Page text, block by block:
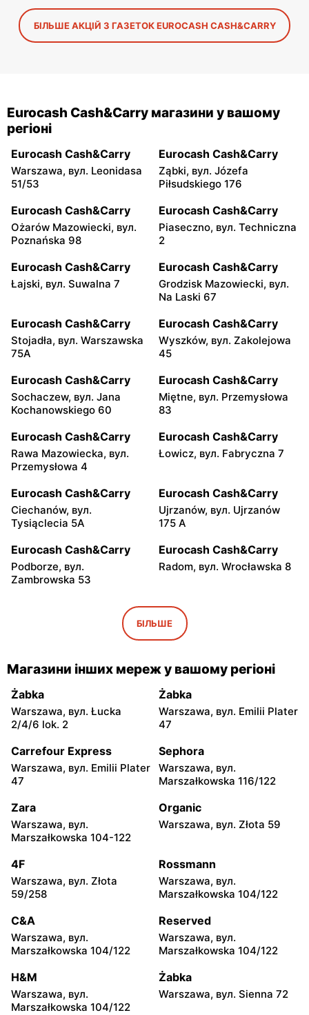
БІЛЬШЕ АКЦІЙ З ГАЗЕТОК EUROCASH CASH&CARRY
Eurocash Cash&Carry магазини у вашому
регіоні
Eurocash Cash&Carry
Warszawa, вул. Leonidasa
51/53
Eurocash Cash&Carry
Ząbki, вул. Józefa
Piłsudskiego 176
Eurocash Cash&Carry
Ożarów Mazowiecki, вул.
Poznańska 98
Eurocash Cash&Carry
Piaseczno, вул. Techniczna
2
Eurocash Cash&Carry
Łajski, вул. Suwalna 7
Eurocash Cash&Carry
Grodzisk Mazowiecki, вул.
Na Laski 67
Eurocash Cash&Carry
Stojadła, вул. Warszawska
75A
Eurocash Cash&Carry
Wyszków, вул. Zakolejowa
45
Eurocash Cash&Carry
Sochaczew, вул. Jana
Kochanowskiego 60
Eurocash Cash&Carry
Miętne, вул. Przemysłowa
83
Eurocash Cash&Carry
Rawa Mazowiecka, вул.
Przemysłowa 4
Eurocash Cash&Carry
Łowicz, вул. Fabryczna 7
Eurocash Cash&Carry
Ciechanów, вул.
Tysiąclecia 5A
Eurocash Cash&Carry
Ujrzanów, вул. Ujrzanów
175 A
Eurocash Cash&Carry
Podborze, вул.
Zambrowska 53
Eurocash Cash&Carry
Radom, вул. Wrocławska 8
Eurocash Cash&Carry
Radom, вул. Graniczna 1
Eurocash Cash&Carry
Ryki, вул. Przemysłowa 8
Płock, вул. Kostrogaj 21 Łuków, вул. Farfak 2
Eurocash Cash&Carry
Tomaszów Mazowiecki,
вул. Wysoka 11-17
Eurocash Cash&Carry
Ławy, вул. Przemysłowa 32
Eurocash Cash&Carry
Opoczno, вул. Inowłodzka
36
Eurocash Cash&Carry
Mława, вул. Gdyńska 18
Eurocash Cash&Carry
Sierpc, вул. Górzewo 25
Eurocash Cash&Carry
Puławy, вул. Składowa 4
Kutno, вул. Zielarska 5
Łódź, вул. Św. Teresy Od
Dzieciątka Jezus 91 A
Łomża, вул. Ciepła 17
Skarżysko-Kamienna, вул.
Ekonomii 15
Piotrków Trybunalski, вул.
Fabryczna 1/3
Pabianice, вул. im. Stefana
Grota Roweckiego 8a
БІЛЬШЕ
Магазини інших мереж у вашому регіоні
Żabka
Warszawa, вул. Łucka
2/4/6 lok. 2
Żabka
Warszawa, вул. Emilii Plater
47
Carrefour Express
Warszawa, вул. Emilii Plater
47
Sephora
Warszawa, вул.
Marszałkowska 116/122
Zara
Warszawa, вул.
Marszałkowska 104-122
Organic
Warszawa, вул. Złota 59
4F
Warszawa, вул. Złota
59/258
Rossmann
Warszawa, вул.
Marszałkowska 104/122
C&A
Warszawa, вул.
Marszałkowska 104/122
Reserved
Warszawa, вул.
Marszałkowska 104/122
H&M
Warszawa, вул.
Marszałkowska 104/122
Żabka
Warszawa, вул. Sienna 72